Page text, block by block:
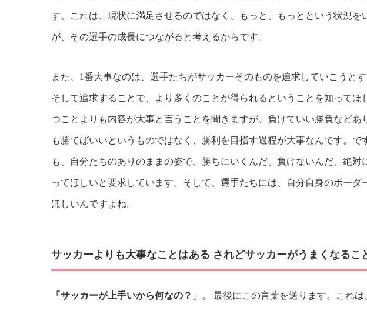
す。これは、現状に満足させるのではなく、もっと、もっとという状況を
が、その選手の成長につながると考えるからです。
また、1番大事なのは、選手たちがサッカーそのものを追求していこうと
そして追求することで、より多くのことが得られるということを知ってほ
つことよりも内容が大事と言うことを聞きますが、負けていい勝負などあ
も勝てばいいというものではなく、勝利を目指す過程が大事なんです。で
も、自分たちのありのままの姿で、勝ちにいくんだ、負けないんだ、絶対
ってほしいと要求しています。そして、選手たちには、自分自身のボーダ
ほしいんですよね。
サッカーよりも大事なことはある されどサッカーがうまくなるこ
「サッカーが上手いから何なの？」 。 最後にこの言葉を送ります。これ